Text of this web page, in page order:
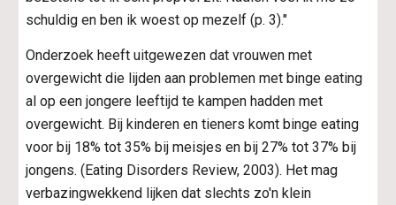
schuldig en ben ik woest op mezelf (p. 3)."
Onderzoek heeft uitgewezen dat vrouwen met
overgewicht die lijden aan problemen met binge eating
al op een jongere leeftijd te kampen hadden met
overgewicht. Bij kinderen en tieners komt binge eating
voor bij 18% tot 35% bij meisjes en bij 27% tot 37% bij
jongens. (Eating Disorders Review, 2003). Het mag
verbazingwekkend lijken dat slechts zo'n klein